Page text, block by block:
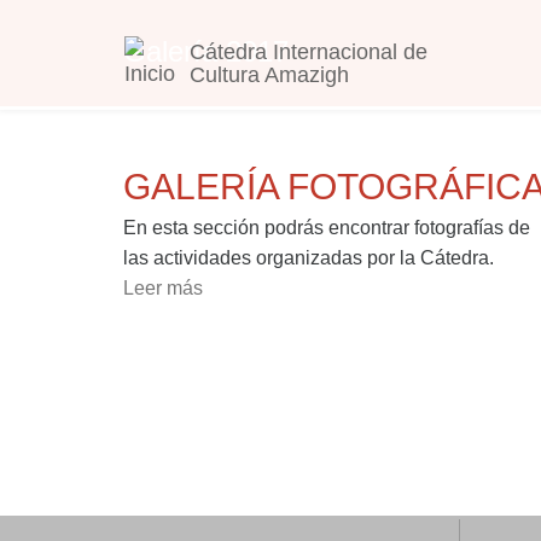
Cátedra Internacional de
Cultura Amazigh
Galería 2017
Se encuentra usted aquí
GALERÍA
En esta sección podrás encontrar fotografías de
las actividades organizadas por la Cátedra.
Leer más